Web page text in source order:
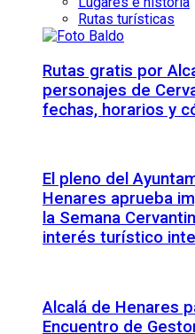
Rutas turísticas
Rutas gratis por
personajes de
fechas, horarios y
El pleno del
Henares aprueba
la Semana
interés turístico
Alcalá de Henares
Encuentro de